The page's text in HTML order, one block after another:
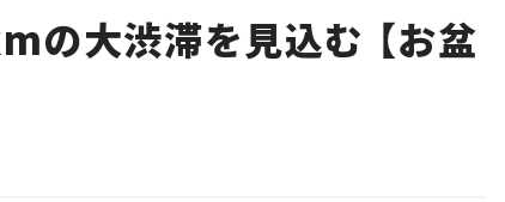
の大渋滞を見込む 【お盆
Special